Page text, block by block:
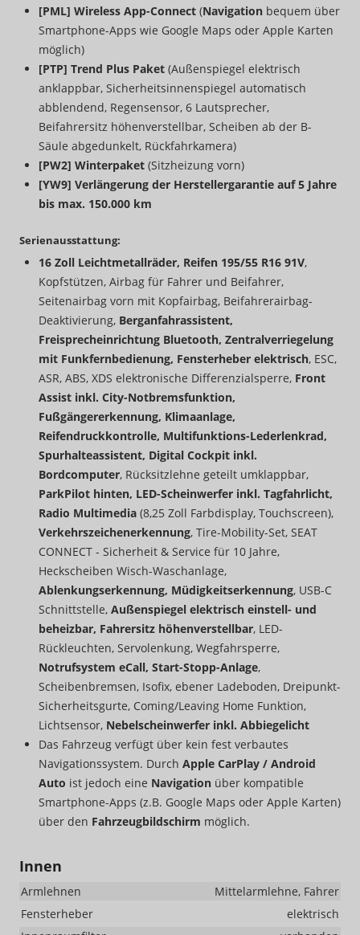
[PML] Wireless App-Connect (Navigation bequem über
Smartphone-Apps wie Google Maps oder Apple Karten
möglich)
[PTP] Trend Plus Paket (Außenspiegel elektrisch
anklappbar, Sicherheitsinnenspiegel automatisch
abblendend, Regensensor, 6 Lautsprecher,
Beifahrersitz höhenverstellbar, Scheiben ab der B-
Säule abgedunkelt, Rückfahrkamera)
[PW2] Winterpaket (Sitzheizung vorn)
[YW9] Verlängerung der Herstellergarantie auf 5 Jahre
bis max. 150.000 km
Serienausstattung:
16 Zoll Leichtmetallräder, Reifen 195/55 R16 91V,
Kopfstützen, Airbag für Fahrer und Beifahrer,
Seitenairbag vorn mit Kopfairbag, Beifahrerairbag-
Deaktivierung, Berganfahrassistent,
Freisprecheinrichtung Bluetooth, Zentralverriegelung
mit Funkfernbedienung, Fensterheber elektrisch, ESC,
ASR, ABS, XDS elektronische Differenzialsperre, Front
Assist inkl. City-Notbremsfunktion,
Fußgängererkennung, Klimaanlage,
Reifendruckkontrolle, Multifunktions-Lederlenkrad,
Spurhalteassistent, Digital Cockpit inkl.
Bordcomputer, Rücksitzlehne geteilt umklappbar,
ParkPilot hinten, LED-Scheinwerfer inkl. Tagfahrlicht,
Radio Multimedia (8,25 Zoll Farbdisplay, Touchscreen),
Verkehrszeichenerkennung, Tire-Mobility-Set, SEAT
CONNECT - Sicherheit & Service für 10 Jahre,
Heckscheiben Wisch-Waschanlage,
Ablenkungserkennung, Müdigkeitserkennung, USB-C
Schnittstelle, Außenspiegel elektrisch einstell- und
beheizbar, Fahrersitz höhenverstellbar, LED-
Rückleuchten, Servolenkung, Wegfahrsperre,
Notrufsystem eCall, Start-Stopp-Anlage,
Scheibenbremsen, Isofix, ebener Ladeboden, Dreipunkt-
Sicherheitsgurte, Coming/Leaving Home Funktion,
Lichtsensor, Nebelscheinwerfer inkl. Abbiegelicht
Das Fahrzeug verfügt über kein fest verbautes
Navigationssystem. Durch Apple CarPlay / Android
Auto ist jedoch eine Navigation über kompatible
Smartphone-Apps (z.B. Google Maps oder Apple Karten)
über den Fahrzeugbildschirm möglich.
Innen
Armlehnen
Mittelarmlehne, Fahrer
Fensterheber
elektrisch